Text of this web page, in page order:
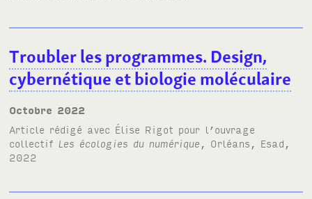
Troubler les programmes. Design,
cybernétique et biologie moléculaire
octobre 2022
Article rédigé avec Élise Rigot pour l’ouvrage
collectif Les écologies du numérique , Orléans, Esad,
2022